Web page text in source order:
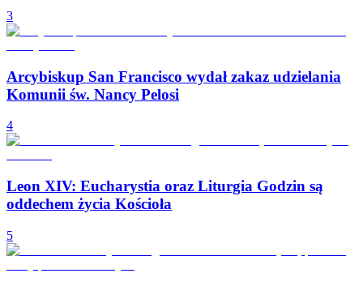
3
Arcybiskup San Francisco wydał zakaz udzielania
Komunii św. Nancy Pelosi
4
Leon XIV: Eucharystia oraz Liturgia Godzin są
oddechem życia Kościoła
5